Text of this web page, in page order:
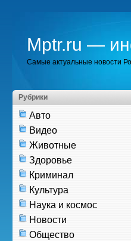
Mptr.ru —
Самые актуальные новости
Рубрики
Авто
Видео
Животные
Здоровье
Криминал
Культура
Наука и космос
Новости
Общество